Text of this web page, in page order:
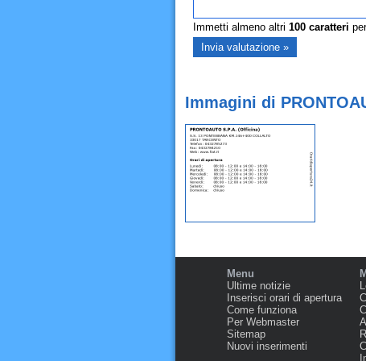
Immetti almeno altri 100caratteri
Immagini di
Menu
Ultime notizie
Inserisci orari di apertura
Come funziona
Per Webmaster
Sitemap
Nuovi inserimenti